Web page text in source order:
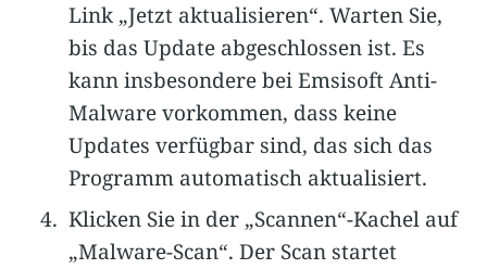
Link „Jetzt aktualisieren“. Warten Sie,
bis das Update abgeschlossen ist. Es
kann insbesondere bei Emsisoft Anti-
Malware vorkommen, dass keine
Updates verfügbar sind, das sich das
Programm automatisch aktualisiert.
Klicken Sie in der „Scannen“-Kachel auf
„Malware-Scan“. Der Scan startet